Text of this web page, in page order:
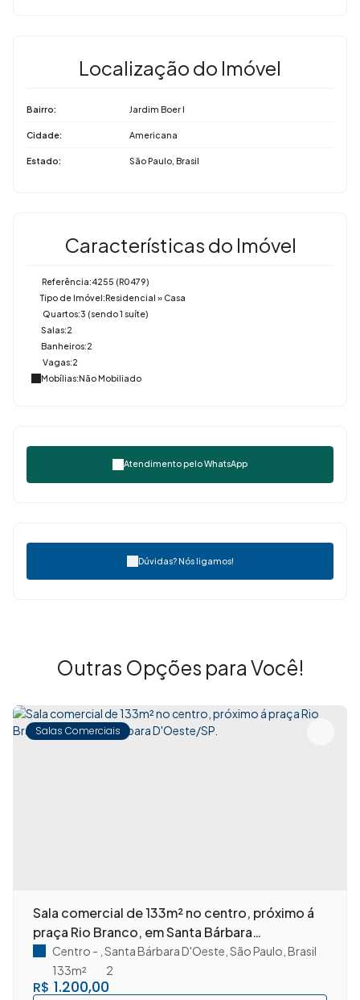
Localização do Imóvel
Bairro: Jardim Boer I
Cidade: Americana
Estado: São Paulo, Brasil
Características do Imóvel
Referência:4255 (R0479)
Tipo de Imóvel:Residencial » Casa
Quartos:3 (sendo 1 suíte)
Salas:2
Banheiros:2
Vagas:2
Mobílias:Não Mobiliado
Atendimento peloWhatsApp
Dúvidas? Nós ligamos!
Outras Opções para Você!
Salas Comerciais
Sala comercial de 133m² no centro, próximo á
praça Rio Branco, em Santa Bárbara
D'Oeste/SP.
R$ 1.200,00
Centro Santa Bárbara D'Oeste São Paulo Brasil
2
133m²